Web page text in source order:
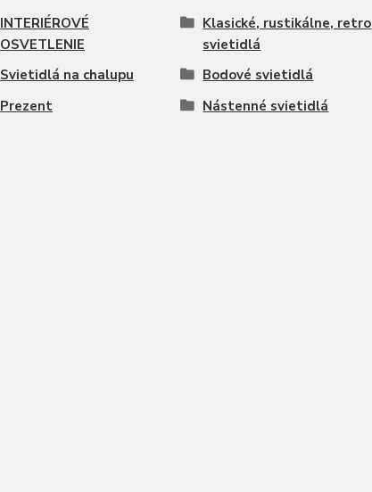
INTERIÉROVÉ
OSVETLENIE
Klasické, rustikálne, retro
svietidlá
Svietidlá na chalupu
Bodové svietidlá
Prezent
Nástenné svietidlá